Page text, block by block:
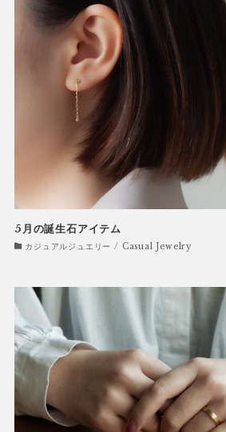
5月の誕生石アイテム
カジュアルジュエリー / Casual Jewelry